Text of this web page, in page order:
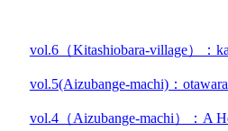
vol.6（Kitashiobara-village）：
vol.5(Aizubange-machi)：
vol.4（Aizubange-machi）：A